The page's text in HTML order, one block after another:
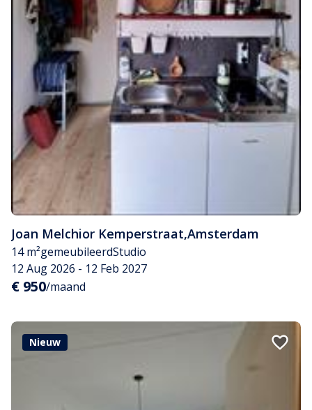
Joan Melchior Kemperstraat,Amsterdam
14 m²gemeubileerdStudio
12 Aug 2026 - 12 Feb 2027
€ 950/maand
Nieuw